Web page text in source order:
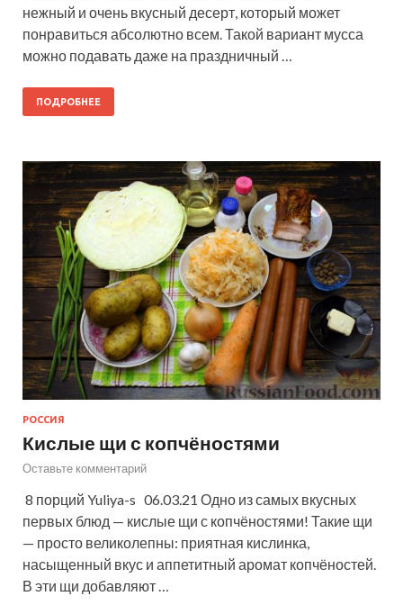
нежный и очень вкусный десерт, который может
понравиться абсолютно всем. Такой вариант мусса
можно подавать даже на праздничный …
ПОДРОБНЕЕ
РОССИЯ
Кислые щи с копчёностями
Оставьте комментарий
8 порций Yuliya-s 06.03.21 Одно из самых вкусных
первых блюд — кислые щи с копчёностями! Такие щи
— просто великолепны: приятная кислинка,
насыщенный вкус и аппетитный аромат копчёностей.
В эти щи добавляют …